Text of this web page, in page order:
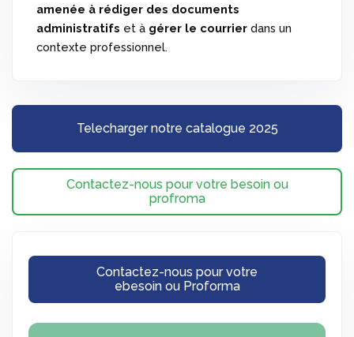
amenée à rédiger des documents
administratifs et à gérer le courrier dans un
contexte professionnel.
Telecharger notre catalogue 2025
Contactez-nous pour votre besoin ou
profroma
Contactez-nous pour votre
ebesoin ou Proforma